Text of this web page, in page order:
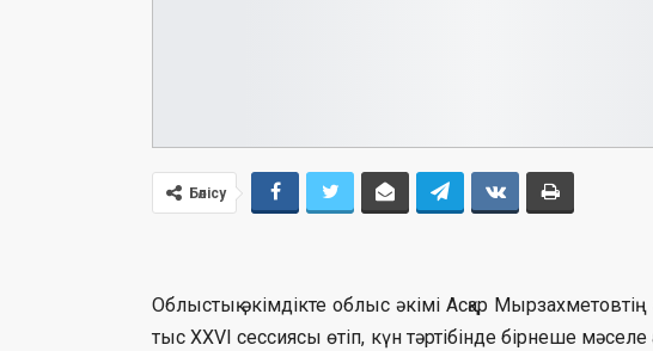
Бөлісу
Облыстық әкімдікте облыс әкімі Асқар
тыс XXVІ сессиясы өтіп, күн тәртібінде бірнеше